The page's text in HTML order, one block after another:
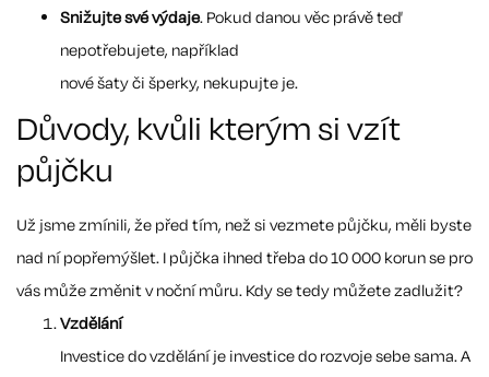
Snižujte své výdaje. Pokud danou věc právě teď
nepotřebujete, například
nové šaty či šperky, nekupujte je.
Důvody, kvůli kterým si vzít
půjčku
Už jsme zmínili, že před tím, než si vezmete půjčku, měli byste
nad ní popřemýšlet. I půjčka ihned třeba do 10 000 korun se pro
vás může změnit v noční můru. Kdy se tedy můžete zadlužit?
Vzdělání
Investice do vzdělání je investice do rozvoje sebe sama. A